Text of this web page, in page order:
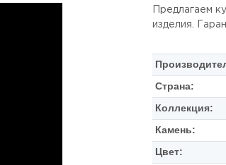
Предлагаем
изделия.
Страна:
Коллекция:
Камень:
Цвет: